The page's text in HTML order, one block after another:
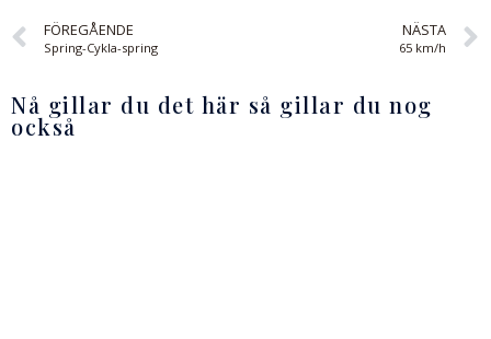
FÖREGÅENDE
Spring-Cykla-spring
NÄSTA
65 km/h
Nå gillar du det här så gillar du nog
också